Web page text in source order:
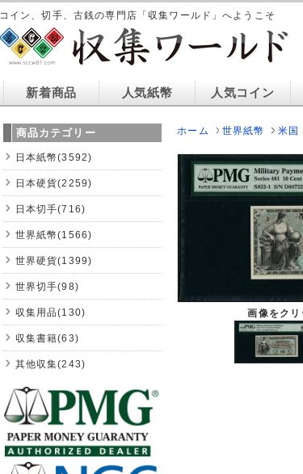
コイン、切手、古銭の専門店「収集ワールド」へようこそ
新着商品 人気紙幣 人気コイン
ホーム 世界紙幣 米国
画像をクリ
商品カテゴリー
日本紙幣(3592)
日本硬貨(2259)
日本切手(716)
世界紙幣(1566)
世界硬貨(1399)
世界切手(98)
収集用品(130)
収集書籍(63)
其他収集(243)